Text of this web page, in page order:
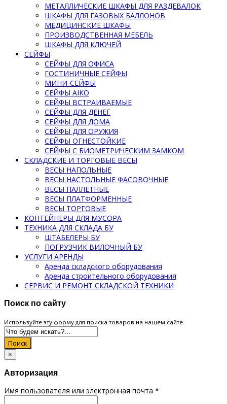
МЕТАЛЛИЧЕСКИЕ ШКАФЫ ДЛЯ РАЗДЕВАЛОК
ШКАФЫ ДЛЯ ГАЗОВЫХ БАЛЛОНОВ
МЕДИЦИНСКИЕ ШКАФЫ
ПРОИЗВОДСТВЕННАЯ МЕБЕЛЬ
ШКАФЫ ДЛЯ КЛЮЧЕЙ
СЕЙФЫ
СЕЙФЫ ДЛЯ ОФИСА
ГОСТИНИЧНЫЕ СЕЙФЫ
МИНИ-СЕЙФЫ
СЕЙФЫ AIKO
СЕЙФЫ ВСТРАИВАЕМЫЕ
СЕЙФЫ ДЛЯ ДЕНЕГ
СЕЙФЫ ДЛЯ ДОМА
СЕЙФЫ ДЛЯ ОРУЖИЯ
СЕЙФЫ ОГНЕСТОЙКИЕ
СЕЙФЫ С БИОМЕТРИЧЕСКИМ ЗАМКОМ
СКЛАДСКИЕ И ТОРГОВЫЕ ВЕСЫ
ВЕСЫ НАПОЛЬНЫЕ
ВЕСЫ НАСТОЛЬНЫЕ ФАСОВОЧНЫЕ
ВЕСЫ ПАЛЛЕТНЫЕ
ВЕСЫ ПЛАТФОРМЕННЫЕ
ВЕСЫ ТОРГОВЫЕ
КОНТЕЙНЕРЫ ДЛЯ МУСОРА
ТЕХНИКА ДЛЯ СКЛАДА БУ
ШТАБЕЛЕРЫ БУ
ПОГРУЗЧИК ВИЛОЧНЫЙ БУ
УСЛУГИ АРЕНДЫ
Аренда складского оборудования
Аренда строительного оборудования
СЕРВИС И РЕМОНТ СКЛАДСКОЙ ТЕХНИКИ
Поиск по сайту
Используйте эту форму для поиска товаров на нашем сайте
Поиск
×
Авторизация
Имя пользователя или электронная почта *